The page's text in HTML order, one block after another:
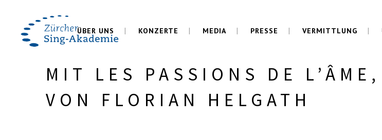
ÜBER UNS KONZERTE MEDIA PRESSE VERMITTLUNG
MIT LES PASSIONS DE
VON FLORIAN HELGATH